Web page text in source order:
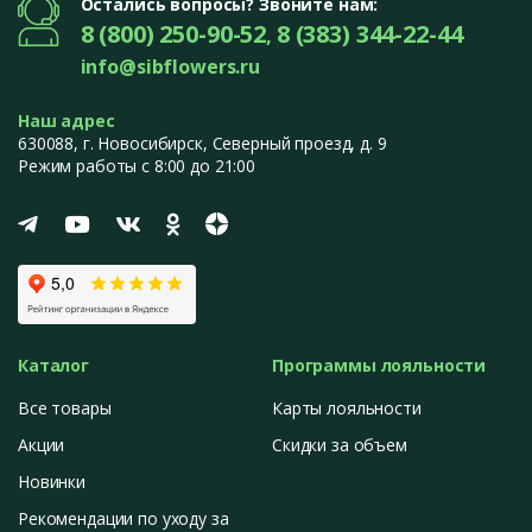
Остались вопросы? Звоните нам:
8 (800) 250-90-52, 8 (383) 344-22-44
info@sibflowers.ru
Наш адрес
630088, г. Новосибирск, Северный проезд, д. 9
Режим работы с 8:00 до 21:00
Каталог
Все товары
Акции
Новинки
Рекомендации по уходу за
Программы лояльности
Карты лояльности
Скидки за объем